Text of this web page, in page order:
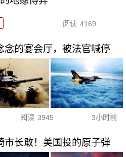
阅读 4169
念的宴会厅，被法官喊停
阅读 3945 3小时前
市长敢！美国投的原子弹